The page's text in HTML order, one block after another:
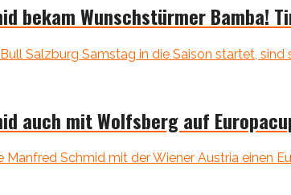
bekam Wunschstürmer Bamba!
Salzburg Samstag in die Saison startet,
auch mit Wolfsberg auf
Manfred Schmid mit der Wiener Austria einen